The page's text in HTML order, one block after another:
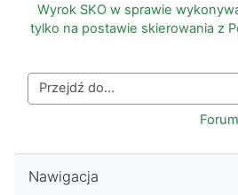
Wyrok SKO w sprawie
tylko na postawie skierowania z
Przejdź do...
Nawigacja